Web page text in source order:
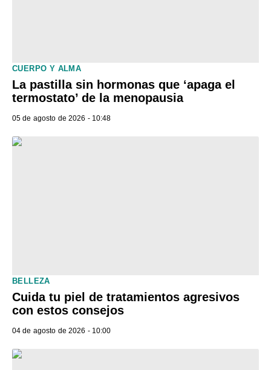
CUERPO Y ALMA
La pastilla sin hormonas que ‘apaga el
termostato’ de la menopausia
05 de agosto de 2026 - 10:48
BELLEZA
Cuida tu piel de tratamientos agresivos
con estos consejos
04 de agosto de 2026 - 10:00